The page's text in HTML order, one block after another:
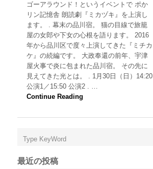
2
年
1
/
3
（
日
）
ポ
か
舎
読
劇
ゴーアラウンド！というイベントで ポか
リン記憶舎 朗読劇『ミカヅキ』を上演し
ます。 . 幕末の品川宿。 猫の目線で旅籠
屋の女郎や下女の心根を語ります。 2016
年から品川区で度々上演してきた『ミチカ
ケ』の続編です。 大政奉還の前年、宇津
屋火事で炎に包まれた品川宿。 その先に
見えてきた光とは。 . 1月30日（日）14:20
公演1／15:50 公演2 . …
Continue Reading
最近の投稿